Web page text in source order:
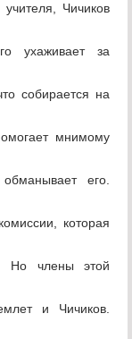
Чичиков
ухаживает за
собирается на
мнимому
его.
которая
Но члены этой
и Чичиков.